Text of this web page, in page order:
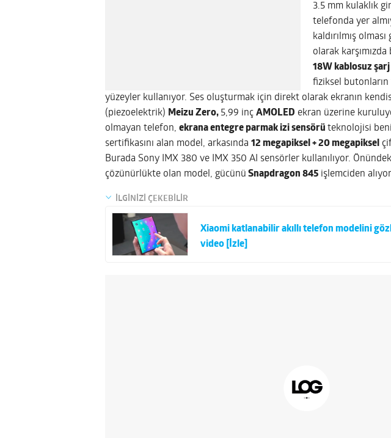
3.5 mm kulaklık
telefonda yer
kaldırılmış
olarak
18W kablosuz
fiziksel
yüzeyler kullanıyor. Ses oluşturmak için direkt olarak ekranın
(piezoelektrik) Meizu Zero, 5,99 inç AMOLED ekran üzerine
olmayan telefon, ekrana entegre parmak izi sensörü teknolojisi
sertifikasını alan model, arkasında 12 megapiksel + 20 megapiksel
Burada Sony IMX 380 ve IMX 350 AI sensörler kullanılıyor.
çözünürlükte olan model, gücünü Snapdragon 845 işlemciden
İLGİNİZİ ÇEKEBİLİR
Xiaomi katlanabilir akıllı telefon modelini
video [İzle]